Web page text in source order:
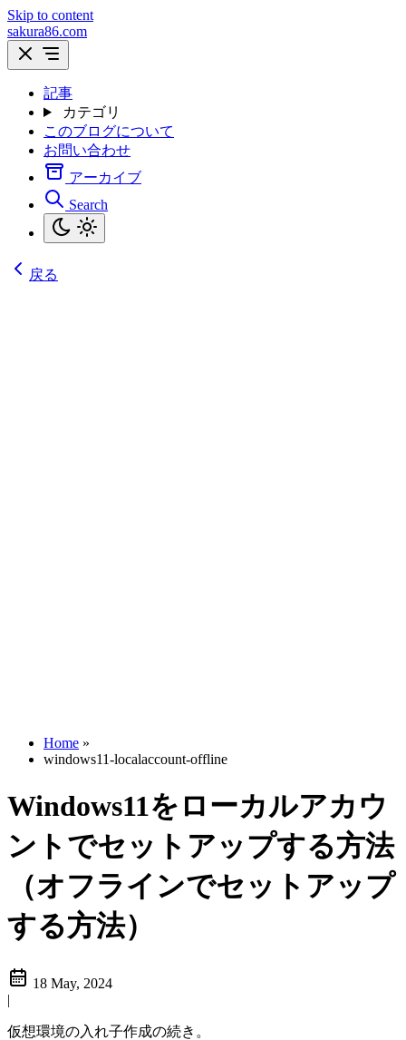
Skip to content
sakura86.com
記事
カテゴリ
このブログについて
お問い合わせ
アーカイブ
Search
戻る
Home »
windows11-localaccount-offline
Windows11をローカルアカウ
ントでセットアップする方法
（オフラインでセットアップ
する方法）
18 May, 2024
|
仮想環境の入れ子作成の続き。